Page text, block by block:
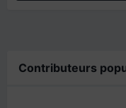
Contributeurs